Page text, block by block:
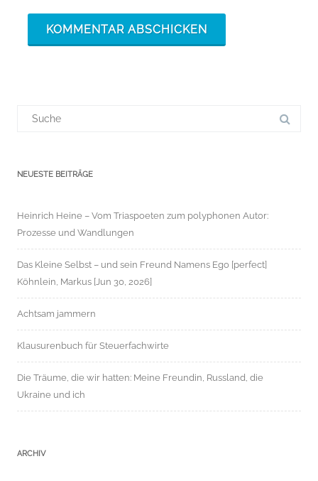
NEUESTE BEITRÄGE
Heinrich Heine – Vom Triaspoeten zum polyphonen Autor:
Prozesse und Wandlungen
Das Kleine Selbst – und sein Freund Namens Ego [perfect]
Köhnlein, Markus [Jun 30, 2026]
Achtsam jammern
Klausurenbuch für Steuerfachwirte
Die Träume, die wir hatten: Meine Freundin, Russland, die
Ukraine und ich
ARCHIV